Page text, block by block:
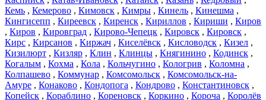
Кемь , Кемерово , Кимовск , Кимры , Кинель , Кинешма ,
Кингисепп , Киреевск , Киренск , Кириллов , Кириши , Киров
, Киров , Кировград , Кирово-Чепецк , Кировск , Кировск ,
Кирс , Кирсанов , Киржач , Киселёвск , Кисловодск , Кизел ,
Кизилюрт , Кизляр , Клин , Клинцы , Княгинино , Кодинск ,
Когалым , Кохма , Кола , Кольчугино , Кологрив , Коломна ,
Колпашево , Коммунар , Комсомольск , Комсомольск-на-
Амуре , Конаково , Кондопога , Кондрово , Константиновск ,
Копейск , Кораблино , Кореновск , Коркино , Короча , Королёв